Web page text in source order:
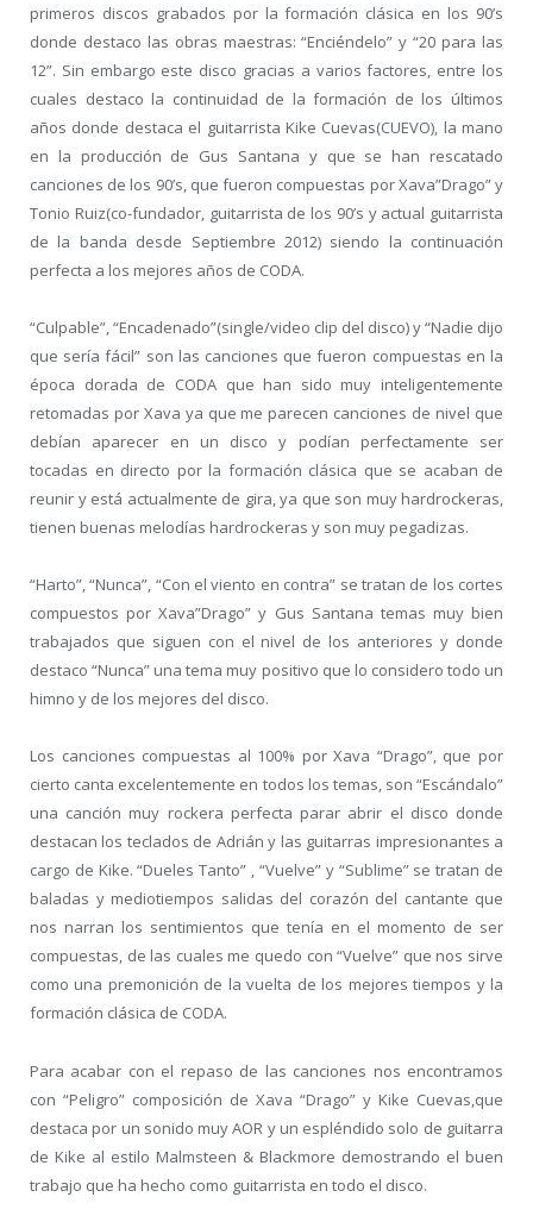
primeros discos grabados por la formación clásica en los 90’s
donde destaco las obras maestras: “Enciéndelo” y “20 para las
12”. Sin embargo este disco gracias a varios factores, entre los
cuales destaco la continuidad de la formación de los últimos
años donde destaca el guitarrista Kike Cuevas(CUEVO), la mano
en la producción de Gus Santana y que se han rescatado
canciones de los 90’s, que fueron compuestas por Xava”Drago” y
Tonio Ruiz(co-fundador, guitarrista de los 90’s y actual guitarrista
de la banda desde Septiembre 2012) siendo la continuación
perfecta a los mejores años de CODA.
“Culpable”, “Encadenado”(single/video clip del disco) y “Nadie dijo
que sería fácil” son las canciones que fueron compuestas en la
época dorada de CODA que han sido muy inteligentemente
retomadas por Xava ya que me parecen canciones de nivel que
debían aparecer en un disco y podían perfectamente ser
tocadas en directo por la formación clásica que se acaban de
reunir y está actualmente de gira, ya que son muy hardrockeras,
tienen buenas melodías hardrockeras y son muy pegadizas.
“Harto”, “Nunca”, “Con el viento en contra” se tratan de los cortes
compuestos por Xava”Drago” y Gus Santana temas muy bien
trabajados que siguen con el nivel de los anteriores y donde
destaco “Nunca” una tema muy positivo que lo considero todo un
himno y de los mejores del disco.
Los canciones compuestas al 100% por Xava “Drago”, que por
cierto canta excelentemente en todos los temas, son “Escándalo”
una canción muy rockera perfecta parar abrir el disco donde
destacan los teclados de Adrián y las guitarras impresionantes a
cargo de Kike. “Dueles Tanto” , “Vuelve” y “Sublime” se tratan de
baladas y mediotiempos salidas del corazón del cantante que
nos narran los sentimientos que tenía en el momento de ser
compuestas, de las cuales me quedo con “Vuelve” que nos sirve
como una premonición de la vuelta de los mejores tiempos y la
formación clásica de CODA.
Para acabar con el repaso de las canciones nos encontramos
con “Peligro” composición de Xava “Drago” y Kike Cuevas,que
destaca por un sonido muy AOR y un espléndido solo de guitarra
de Kike al estilo Malmsteen & Blackmore demostrando el buen
trabajo que ha hecho como guitarrista en todo el disco.